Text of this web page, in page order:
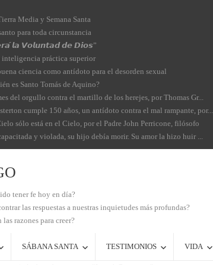
Media y Semana Santa
para toda circunstancia
𝙡𝙖 𝙑𝙤𝙡𝙪𝙣𝙩𝙖𝙙 𝙙𝙚 𝘿𝙞𝙤𝙨”
inteligencia práctica superior
ciencia como antídoto para el desorden sexual
es Santo Tomás de Aquino?
del orgullo contra el martillo de los herejes, por Thomas Gr...
cumple 150 años, un antídoto contra el mal rampante, por...
sólo está en el Cielo, por el Padre John Perricone, filósofo
y violada, su hijo debía morir. Su amor la hizo huir ...
tener fe hoy en día?
las respuestas a nuestras inquietudes más profundas?
las razones para creer?
SÁBANA SANTA TESTIMONIOS VIDA